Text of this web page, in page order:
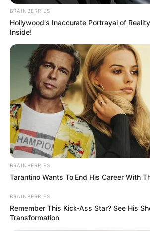
BRAINBERRIES
Hollywood's Inaccurate Portrayal of
Inside!
BRAINBERRIES
Tarantino Wants To End His Career With
BRAINBERRIES
Remember This Kick-Ass Star? See His
Transformation